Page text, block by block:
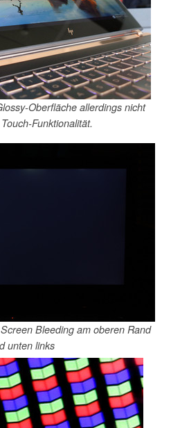
Oberfläche allerdings nicht
Funktionalität.
Bleeding am oberen Rand
unten links